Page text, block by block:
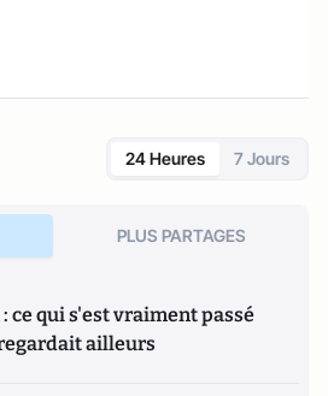
24 Heures 7 Jours
PLUS PARTAGES
ce qui s'est vraiment passé
ailleurs